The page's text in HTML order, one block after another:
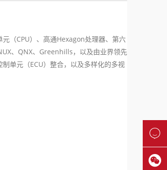
元（CPU）、高通Hexagon处理器、第六
、 QNX、 Greenhills，以及由业界领先
制单元（ECU）整合，以及多样化的多视

